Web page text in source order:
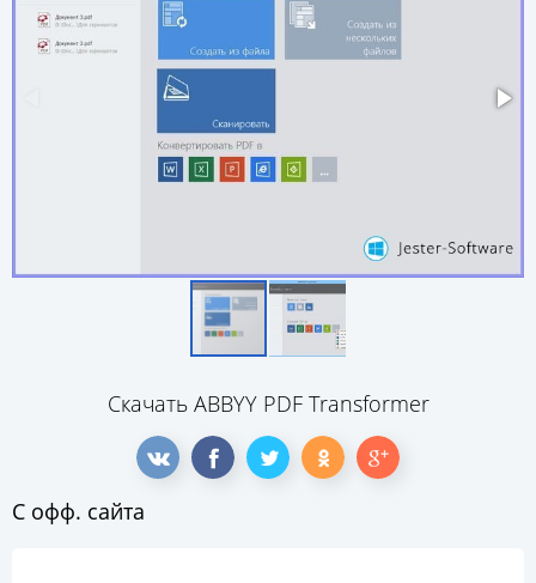
Скачать ABBYY PDF Transformer
С офф. сайта